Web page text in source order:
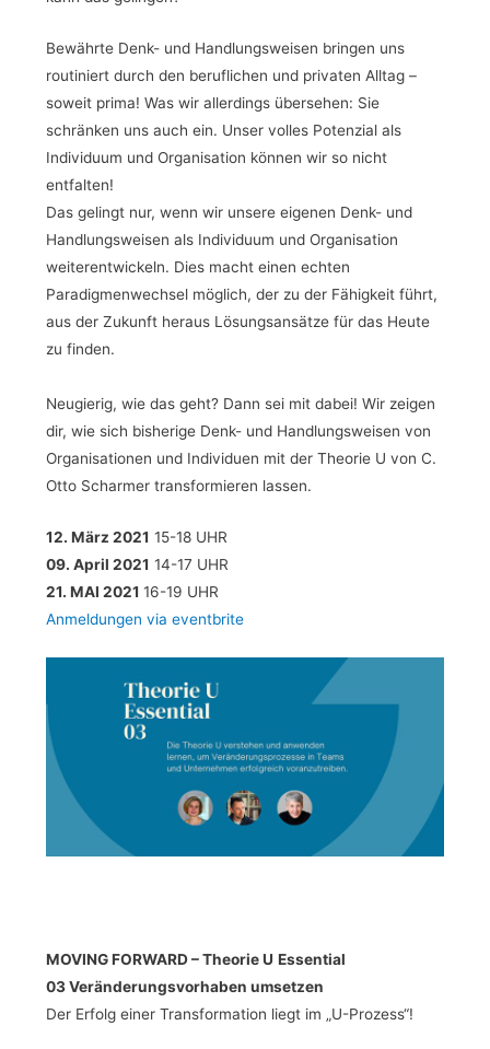
Bewährte Denk- und Handlungsweisen bringen uns
routiniert durch den beruflichen und privaten Alltag –
soweit prima! Was wir allerdings übersehen: Sie
schränken uns auch ein. Unser volles Potenzial als
Individuum und Organisation können wir so nicht
entfalten!
Das gelingt nur, wenn wir unsere eigenen Denk- und
Handlungsweisen als Individuum und Organisation
weiterentwickeln. Dies macht einen echten
Paradigmenwechsel möglich, der zu der Fähigkeit führt,
aus der Zukunft heraus Lösungsansätze für das Heute
zu finden.
Neugierig, wie das geht? Dann sei mit dabei! Wir zeigen
dir, wie sich bisherige Denk- und Handlungsweisen von
Organisationen und Individuen mit der Theorie U von C.
Otto Scharmer transformieren lassen.
12. März 2021 15-18 UHR
09. April 2021 14-17 UHR
21. MAI 2021 16-19 UHR
Anmeldungen via eventbrite
MOVING FORWARD – Theorie U Essential
03 Veränderungsvorhaben umsetzen
Der Erfolg einer Transformation liegt im „U-Prozess“!